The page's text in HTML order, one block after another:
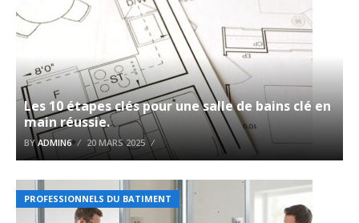
Les 10 étapes clés pour une salle de bains clé en
main réussie.
BYADMIN6 20 MARS 2025
PROFESSIONNELS DU BATIMENT